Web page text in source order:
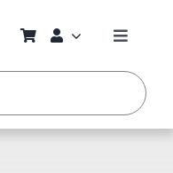
Toggle
Chi